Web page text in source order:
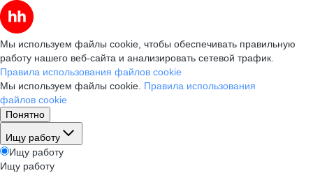
Мы используем файлы cookie, чтобы обеспечивать правильную
работу нашего веб-сайта и анализировать сетевой трафик.
Правила использования файлов cookie
Мы используем файлы cookie. Правила использования
файлов cookie
Понятно
Ищу работу
Ищу работу
Ищу работу